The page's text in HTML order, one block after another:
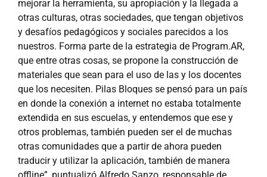
mejorar la herramienta, su apropiación y la llegada a
otras culturas, otras sociedades, que tengan objetivos
y desafíos pedagógicos y sociales parecidos a los
nuestros. Forma parte de la estrategia de Program.AR,
que entre otras cosas, se propone la construcción de
materiales que sean para el uso de las y los docentes
que los necesiten. Pilas Bloques se pensó para un país
en donde la conexión a internet no estaba totalmente
extendida en sus escuelas, y entendemos que ese y
otros problemas, también pueden ser el de muchas
otras comunidades que a partir de ahora pueden
traducir y utilizar la aplicación, también de manera